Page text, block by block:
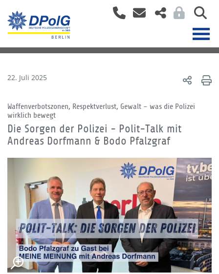
22. Juli 2025
Waffenverbotszonen, Respektverlust, Gewalt – was die Polizei
wirklich bewegt
Die Sorgen der Polizei - Polit-Talk mit
Andreas Dorfmann & Bodo Pfalzgraf